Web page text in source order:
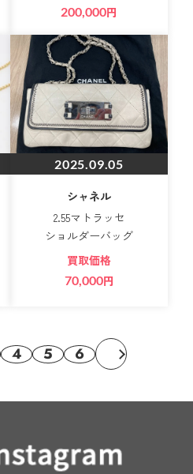
200,000円
2025.09.05
シャネル
2.55マトラッセ
ショルダーバッグ
買取価格
70,000円
4 5 6